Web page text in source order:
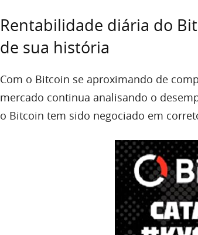
Rentabilidade diária do
de sua história
Com o Bitcoin se aproximando de
mercado continua analisando o
o Bitcoin tem sido negociado em